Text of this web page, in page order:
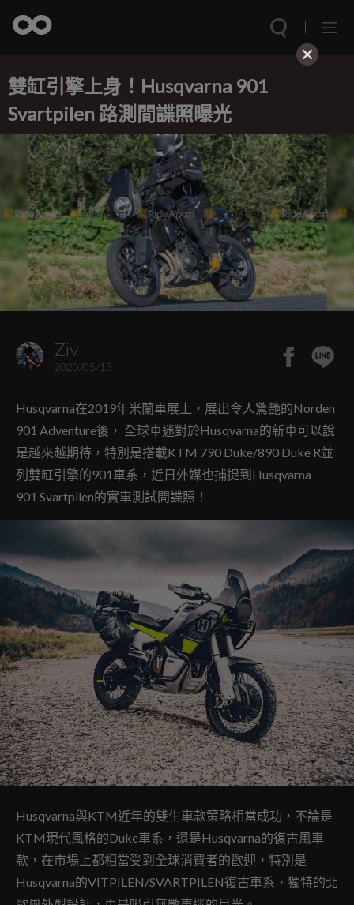
雙缸引擎上身！Husqvarna 901
Svartpilen 路測間諜照曝光
Ziv
2020/05/13
Husqvarna在2019年米蘭車展上，展出令人驚艷的Norden
901 Adventure後， 全球車迷對於Husqvarna的新車可以說
是越來越期待，特別是搭載KTM 790 Duke/890 Duke R並
列雙缸引擎的901車系，近日外媒也捕捉到Husqvarna
901 Svartpilen的實車測試間諜照！
Husqvarna與KTM近年的雙生車款策略相當成功，不論是
KTM現代風格的Duke車系，還是Husqvarna的復古風車
款，在市場上都相當受到全球消費者的歡迎，特別是
Husqvarna的VITPILEN/SVARTPILEN復古車系，獨特的北